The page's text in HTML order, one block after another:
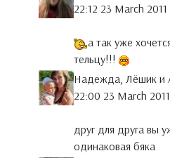
22:12 23 March 2011
а так уже
тельцу!!!
Надежда, Лёшик и
22:00 23 March 2011
друг для друга вы
одинаковая бяка